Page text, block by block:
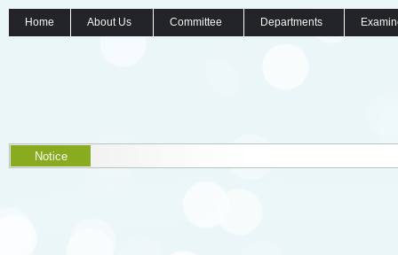
Home About Us Committee Departments
Notice